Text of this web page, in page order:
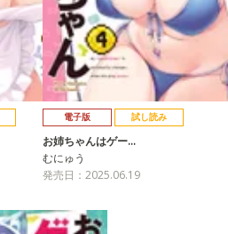
電子版 試し読み
お姉ちゃんはゲー…
むにゅう
発売日：2025.06.19